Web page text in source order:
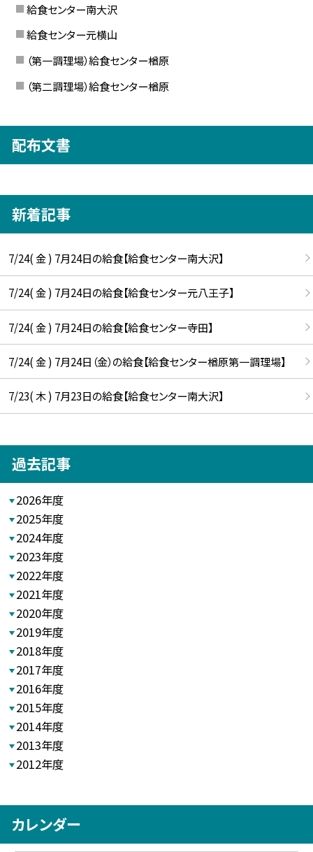
給食センター南大沢
給食センター元横山
（第一調理場）給食センター楢原
（第二調理場）給食センター楢原
配布文書
新着記事
7/24( 金 ) 7月24日の給食【給食センター南大沢】
7/24( 金 ) 7月24日の給食【給食センター元八王子】
7/24( 金 ) 7月24日の給食【給食センター寺田】
7/24( 金 ) 7月24日（金）の給食【給食センター楢原第一調理場】
7/23( 木 ) 7月23日の給食【給食センター南大沢】
過去記事
2026年度
2025年度
2024年度
2023年度
2022年度
2021年度
2020年度
2019年度
2018年度
2017年度
2016年度
2015年度
2014年度
2013年度
2012年度
カレンダー